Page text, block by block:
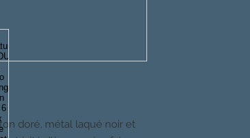
doré, métal laqué noir et